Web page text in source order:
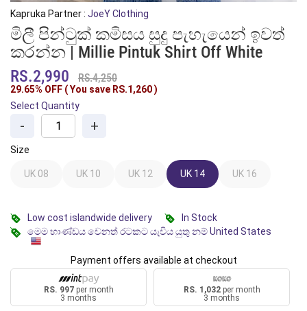
Kapruka Partner : JoeY Clothing
මිලී පින්ටුක් කමිසය සුදු පැහැයෙන් ඉවත්
කරන්න | Millie Pintuk Shirt Off White
RS.2,990
RS.4,250
29.65% OFF ( You save RS.1,260)
Select Quantity
- +
Size
UK 08 UK 10 UK 12 UK 14 UK 16
Low cost islandwide delivery
In Stock
මෙම භාණ්ඩය වෙනත් රටකට යැවිය යුතු නම් United States
Payment offers available at checkout
RS. 997per month
3 months
RS. 1,032per month
3 months